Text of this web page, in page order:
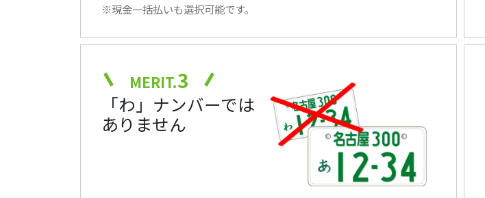
※現金一括払いも選択可能です。
MERIT.3
「わ」ナンバーでは
ありません